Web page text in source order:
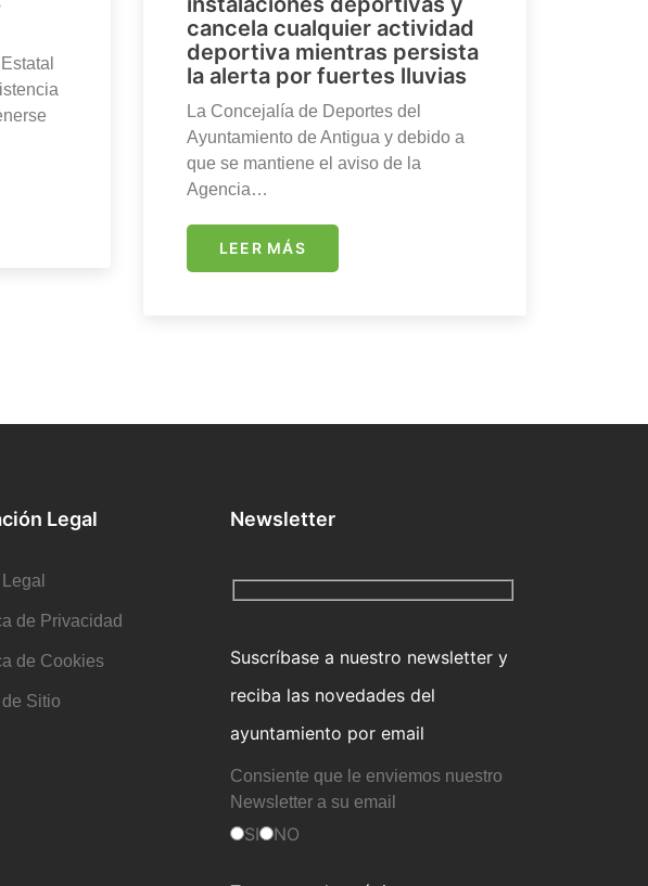
cancela cualquier actividad
deportiva mientras persista
la alerta por fuertes lluvias
La Concejalía de Deportes del
Ayuntamiento de Antigua y debido a
que se mantiene el aviso de la
Agencia…
LEER MÁS
Legal
de Privacidad
de Cookies
Sitio
Newsletter
Suscríbase a nuestro newsletter y
reciba las novedades del
ayuntamiento por email
Consiente que le enviemos nuestro
Newsletter a su email
SI NO